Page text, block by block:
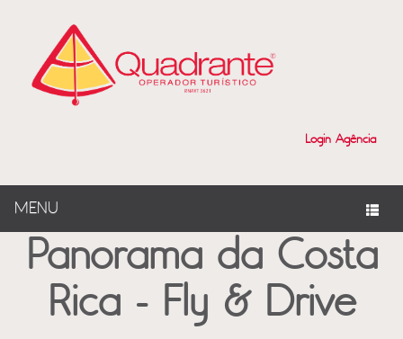
Login Agência
MENU
Panorama da Costa
Rica - Fly & Drive